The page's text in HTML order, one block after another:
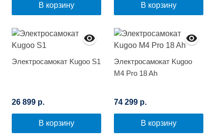
В корзину В корзину
Электросамокат Kugoo S1
26 899 р.
В корзину
Электросамокат Kugoo
M4 Pro 18 Ah
74 299 р.
В корзину